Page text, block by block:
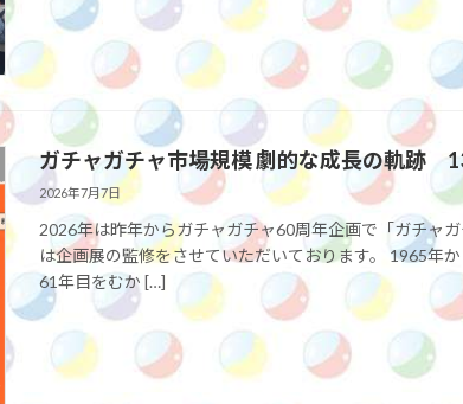
ガチャガチャ市場規模 劇的な成長の軌跡
2026年7月7日
2026年は昨年からガチャガチャ60周年企画で「ガチャ
は企画展の監修をさせていただいております。 1965年
61年目をむか […]